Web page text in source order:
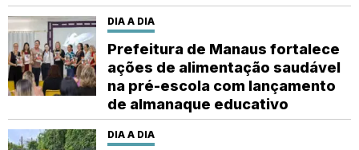
DIA A DIA
Prefeitura de Manaus fortalece
ações de alimentação saudável
na pré-escola com lançamento
de almanaque educativo
DIA A DIA